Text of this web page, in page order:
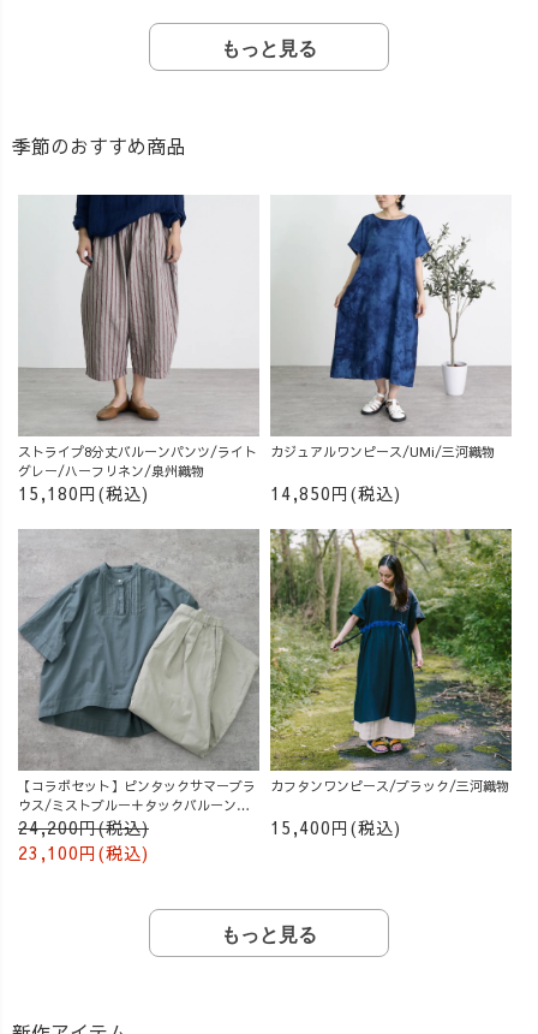
もっと見る
季節のおすすめ商品
ストライプ8分丈バルーンパンツ/ライト
グレー/ハーフリネン/泉州織物
15,180円(税込)
カジュアルワンピース/UMi/三河織物
14,850円(税込)
【コラボセット】ピンタックサマーブラ
ウス/ミストブルー＋タックバルーンパ
ンツ/グレージュ
24,200円(税込)
23,100円(税込)
カフタンワンピース/ブラック/三河織物
15,400円(税込)
もっと見る